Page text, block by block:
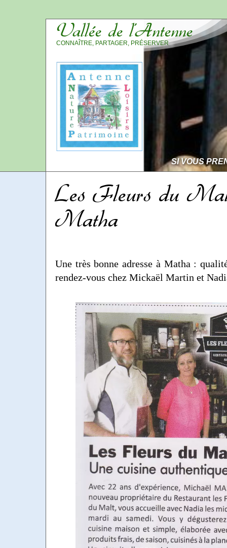
Vallée de l’Antenne
CONNAÎTRE, PARTAGER, PRÉSERVER
SI VOUS
Les Fleurs du
Matha
Une très bonne adresse à Matha :
rendez-vous chez Mickaël Martin et